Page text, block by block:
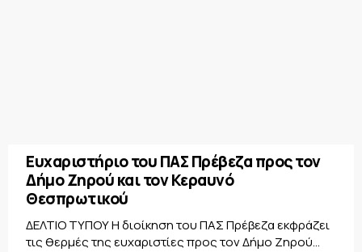
Ευχαριστήριο του ΠΑΣ Πρέβεζα προς τον
Δήμο Ζηρού και τον Κεραυνό
Θεσπρωτικού
ΔΕΛΤΙΟ ΤΥΠΟΥ Η διοίκηση του ΠΑΣ Πρέβεζα εκφράζει
τις θερμές της ευχαριστίες προς τον Δήμο Ζηρού...